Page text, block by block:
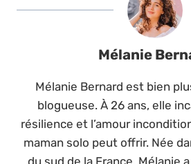
Mélanie
Mélanie Bernard est bien
blogueuse. À 26 ans, elle
résilience et l’amour
maman solo peut offrir. Née